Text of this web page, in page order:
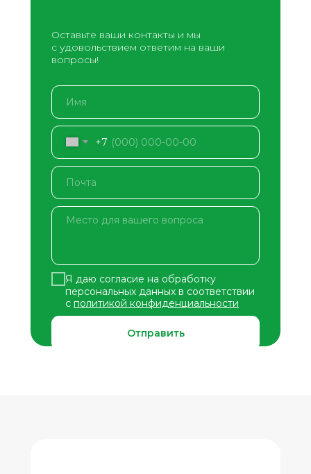
Оставьте ваши контакты и мы
с удовольствием ответим на ваши
вопросы!
+7
Я даю согласие на обработку
персональных данных в соответствии
с политикой конфиденциальности
Отправить